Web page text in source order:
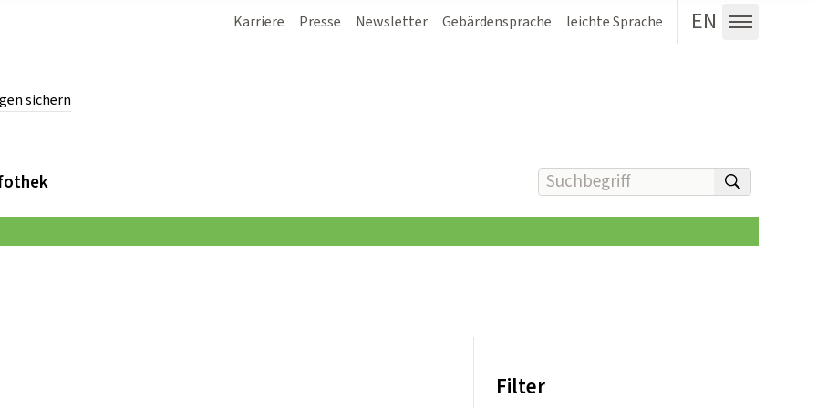
sichern
Karriere Presse Newsletter Gebärdensprache leichte Sprache EN
Menü
Suchbegriff(e) eingeben
Filter